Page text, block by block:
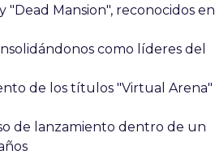
"Dead Mansion", reconocidos en
como líderes del
de los títulos "Virtual Arena"
de lanzamiento dentro de un